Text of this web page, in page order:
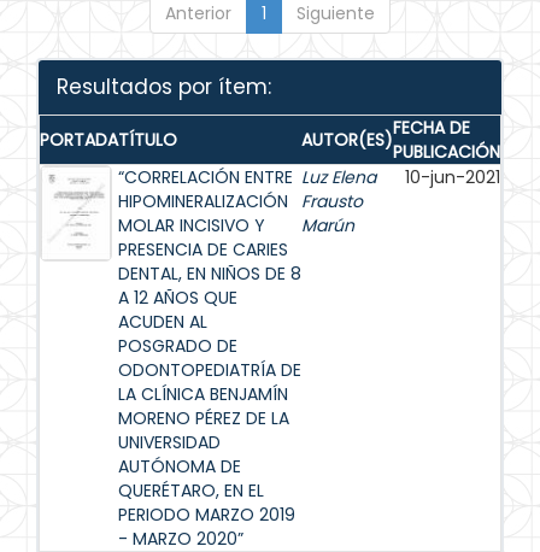
Anterior 1 Siguiente
Resultados por ítem:
PORTADATÍTULO AUTOR(ES)FECHA DE
PUBLICACIÓN
“CORRELACIÓN ENTRE
HIPOMINERALIZACIÓN
MOLAR INCISIVO Y
PRESENCIA DE CARIES
DENTAL, EN NIÑOS DE 8
A 12 AÑOS QUE
ACUDEN AL
POSGRADO DE
ODONTOPEDIATRÍA DE
LA CLÍNICA BENJAMÍN
MORENO PÉREZ DE LA
UNIVERSIDAD
AUTÓNOMA DE
QUERÉTARO, EN EL
PERIODO MARZO 2019
- MARZO 2020”
Luz Elena
Frausto
Marún
10-jun-2021